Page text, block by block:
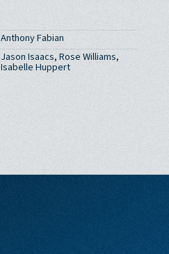
Anthony Fabian
Jason Isaacs, Rose Williams,
Isabelle Huppert